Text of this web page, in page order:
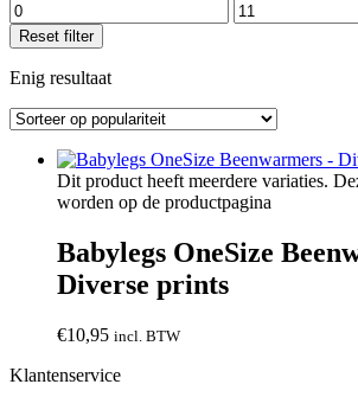
Reset filter
Enig resultaat
Dit product heeft meerdere variaties.
worden op de productpagina
Babylegs OneSize
Diverse prints
€10,95 incl. BTW
Klantenservice